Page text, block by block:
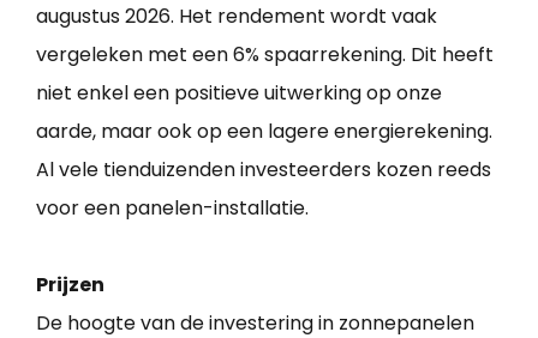
augustus 2026. Het rendement wordt vaak
vergeleken met een 6% spaarrekening. Dit heeft
niet enkel een positieve uitwerking op onze
aarde, maar ook op een lagere energierekening.
Al vele tienduizenden investeerders kozen reeds
voor een panelen-installatie.
Prijzen
De hoogte van de investering in zonnepanelen